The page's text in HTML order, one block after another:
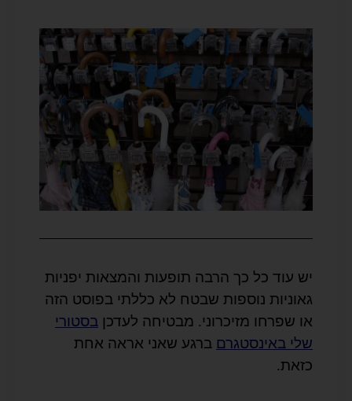
יש עוד כל כך הרבה תופעות והמצאות יפניות
גאוניות נוספות שבטח לא כללתי בפוסט הזה
או שפרחו מזיכרוני. מבטיחה לעדכן בסטורי
שלי באינסטגרם ברגע שאני אראה אחת
כזאת.